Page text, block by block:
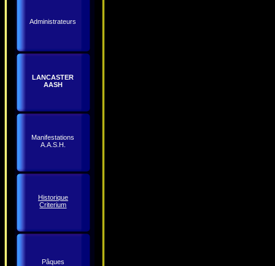
Administrateurs
LANCASTER
AASH
Manifestations
A.A.S.H.
Historique
Criterium
Pâques